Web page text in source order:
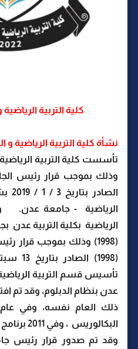
كلية التربية
نشأة كلية التربية الرياضية و
الرياضية - جامعة عدن.
الرياضية بكلية التربية
تأسيس قسم التربية
عدن بنظام الدبلوم، وقد تم
البكالوريس ، وفي 2011 برنامج الماجستير.